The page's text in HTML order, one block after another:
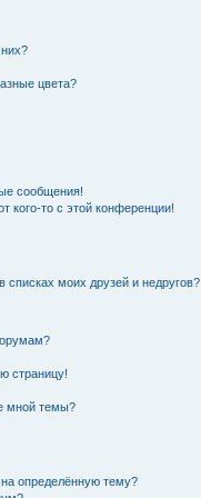
цвета?
сообщения!
кого-то с этой конференции!
списках моих друзей и недругов?
страницу!
мной темы?
на определённую тему?